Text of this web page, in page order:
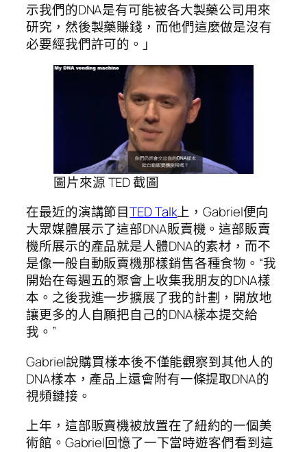
示我們的DNA是有可能被各大製藥公司用來
研究，然後製藥賺錢，而他們這麼做是沒有
必要經我們許可的。」
圖片來源 TED 截圖
在最近的演講節目TED Talk上，Gabriel便向
大眾媒體展示了這部DNA販賣機。這部販賣
機所展示的產品就是人體DNA的素材，而不
是像一般自動販賣機那樣銷售各種食物。“我
開始在每週五的聚會上收集我朋友的DNA樣
本。之後我進一步擴展了我的計劃，開放地
讓更多的人自願把自己的DNA樣本提交給
我。”
Gabriel說購買樣本後不僅能觀察到其他人的
DNA樣本，產品上還會附有一條提取DNA的
視頻鏈接。
上年，這部販賣機被放置在了紐約的一個美
術館。Gabriel回憶了一下當時遊客們看到這